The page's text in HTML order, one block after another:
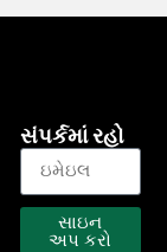
સંપર્કમાં રહો
સાઇન
અપ કરો